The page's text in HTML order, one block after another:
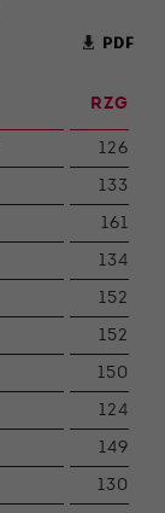
PDF
RZG
126
133
161
134
152
152
150
124
149
130